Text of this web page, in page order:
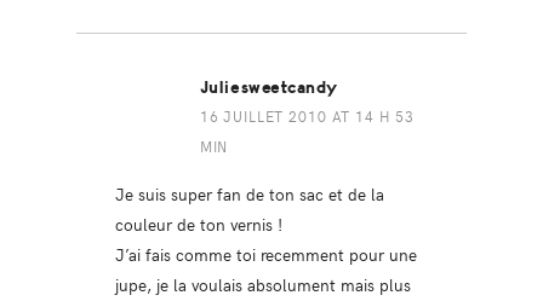
Juliesweetcandy
16 JUILLET 2010 AT 14 H 53
MIN
Je suis super fan de ton sac et de la
couleur de ton vernis !
J’ai fais comme toi recemment pour une
jupe, je la voulais absolument mais plus